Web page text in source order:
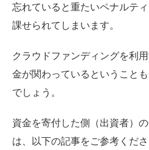
忘れていると重たいペナルテ
課せられてしまいます。
クラウドファンディングを利
金が関わっているということ
でしょう。
資金を寄付した側（出資者）
は、以下の記事をご参考くださ